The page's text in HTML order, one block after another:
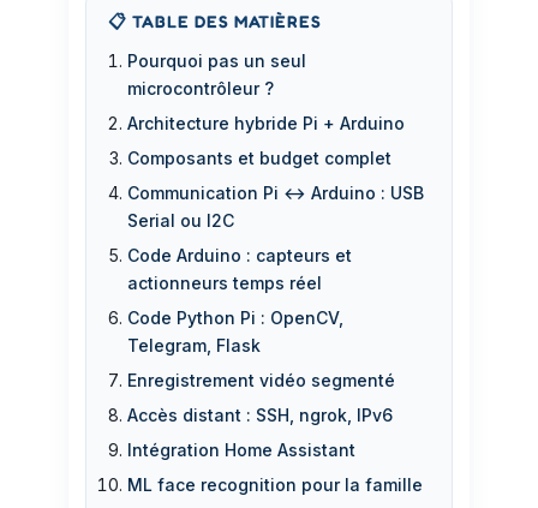
📋 TABLE DES MATIÈRES
Pourquoi pas un seul
microcontrôleur ?
Architecture hybride Pi + Arduino
Composants et budget complet
Communication Pi ↔ Arduino : USB
Serial ou I2C
Code Arduino : capteurs et
actionneurs temps réel
Code Python Pi : OpenCV,
Telegram, Flask
Enregistrement vidéo segmenté
Accès distant : SSH, ngrok, IPv6
Intégration Home Assistant
ML face recognition pour la famille